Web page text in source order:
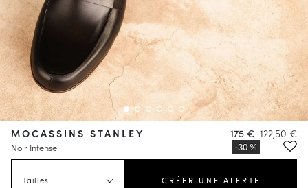
MOCASSINS STANLEY
Noir Intense
175 € 122,50 €
Tailles CRÉER UNE ALERTE